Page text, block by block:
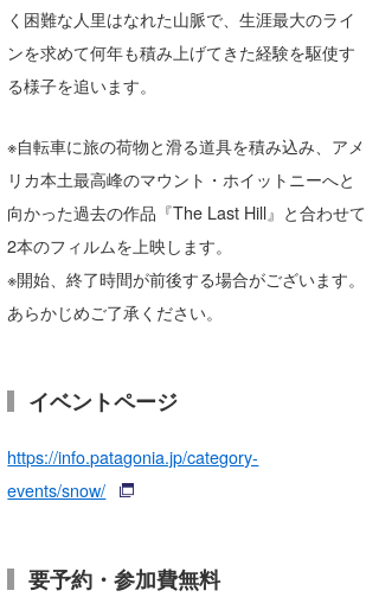
く困難な人里はなれた山脈で、生涯最大のライ
ンを求めて何年も積み上げてきた経験を駆使す
る様子を追います。
※自転車に旅の荷物と滑る道具を積み込み、アメ
リカ本土最高峰のマウント・ホイットニーへと
向かった過去の作品『The Last Hill』と合わせて
2本のフィルムを上映します。
※開始、終了時間が前後する場合がございます。
あらかじめご了承ください。
イベントページ
https://info.patagonia.jp/category-
events/snow/
要予約・参加費無料
mitsuteru Kamio
Yasunari Inoue
DELTA FORCE SURF
CBA Films
熊谷素子
SURFMEDIA
Colors MAGAZINE
波伝説アンバサダー/プロライダー
福島寿実子
進士剛光
田原啓江
植村未来
大野”MAR”修聖
喜納海人
波伝説スタッフ
Aichan
chan-U
ECE
H
KID
KOBU